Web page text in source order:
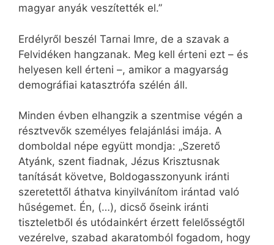
magyar anyák veszítették el.”
Erdélyről beszél Tarnai Imre, de a szavak a
Felvidéken hangzanak. Meg kell érteni ezt – és
helyesen kell érteni –, amikor a magyarság
demográfiai katasztrófa szélén áll.
Minden évben elhangzik a szentmise végén a
résztvevők személyes felajánlási imája. A
domboldal népe együtt mondja: „Szerető
Atyánk, szent fiadnak, Jézus Krisztusnak
tanítását követve, Boldogasszonyunk iránti
szeretettől áthatva kinyilvánítom irántad való
hűségemet. Én, (…), dicső őseink iránti
tiszteletből és utódainkért érzett felelősségtől
vezérelve, szabad akaratomból fogadom, hogy